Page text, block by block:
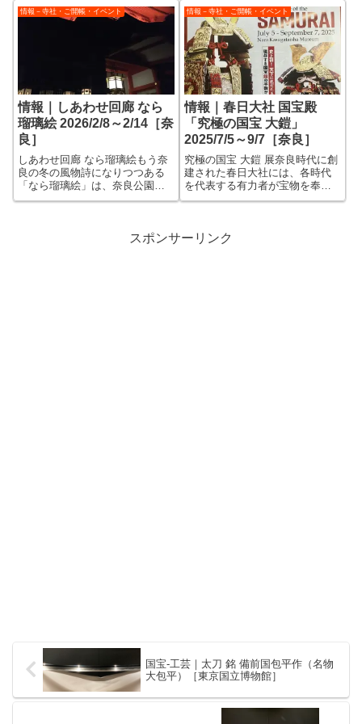
情報－寺社・ご開帳・イベント
情報｜しあわせ回廊 なら
瑠璃絵 2026/2/8～2/14［奈
良］
しあわせ回廊 なら瑠璃絵もう奈
良の冬の風物詩になりつつある
「なら瑠璃絵」は、奈良公園一
帯で開催されるライトアップと
夜を持て余しがちなので、こう
情報－寺社・ご開帳・イベント
情報｜春日大社 国宝殿
「究極の国宝 大鎧」
2025/7/5～9/7［奈良］
究極の国宝 大鎧 展奈良時代に創
建された春日大社には、各時代
を代表する有力者が宝物を奉納
していて、数多くの武具や調度
した甲冑類は有名で、源義経奉
スポンサーリンク
国宝-工芸｜太刀 銘 備前国包平作（名物
大包平）［東京国立博物館］